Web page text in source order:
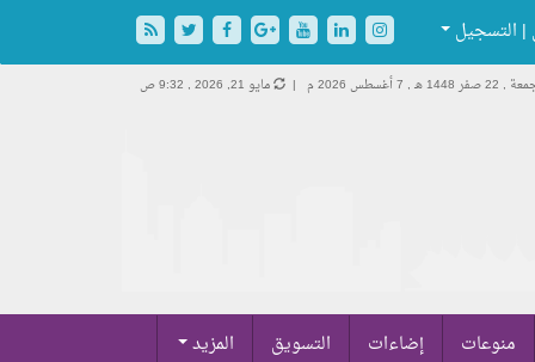
التسجيل
22 صفر 1448 هـ , 7 أغسطس 2026 م | مايو 21, 2026 , 9:32 ص
منوعات إضاءات التسويق المزيد